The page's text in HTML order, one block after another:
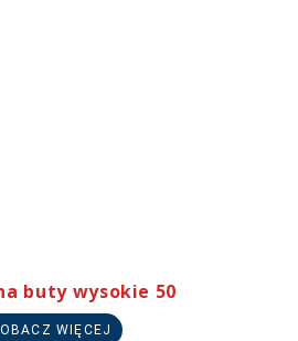
buty wysokie 50
WIĘCEJ